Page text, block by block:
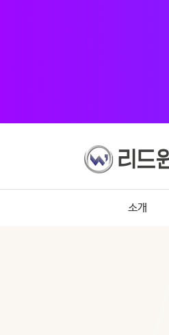
소개